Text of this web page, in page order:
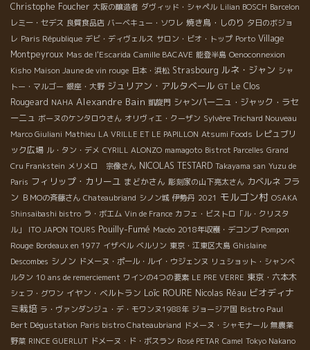
Christophe Foucher 大阪の醸造者 ダヴィッド・シャペル Lilian BOSCH Barcelon
レミー・セデス 良質食品店 バーベキュー・ソワレ 焼き鳥・しのり 夕日のボジョ
レ Paris République デビ・ディヴェルス サロン・ビオ・トップ Porto Village
Montpeyroux Mas de l'Escarida Camille BACAVE 能登半島 Oenoconnexion
Kisho Maison Jaune de vin rouge 日本・浜松 Strasbourg ルネ・ジャン シャ
トー・マルゴー 銀座・大野 ジュリアン・アルタベール GT Le Clos
Rougeard NAHA Alexandre Bain 凱旋門 シャンパーニュ・ジャック・ラセ
ーニュ ボーヌのケンタロウさん オリヴィエ・クーザン Sylvère Trichard Nouveau
Marco Giuliani Mathieu LA VRILLE ET LE PAPILLON Atsumi Foods レピュブリ
ック広場 ル・タン・デメ CYRILL ALONZO mamagoto Bistrot Parcelles Grand
Cru Frankstein メリメロ 宗像さん NICOLAS TESTARD Takayama san Yuzu de
Paris フィリップ・カリーユ まどかさん 彫刻家の山下亮太さん カベルネ フラ
ン ＢＭОの斉藤さん Chateaubriand シノン城 伊勢丹 2021 モルゴン村 OSAKA
Shinsaibashi bistro ラ・ボエム Vin de France カフェ・ビストロ「ル・クリスタ
ル」
ITO JAPON TOURS Pouilly-Fumé Macéo 2018年収穫・デコンブ Pompon
Rouge Bordeaux en 1977 イザベル ベルリン 東京・江東区大島 Ghislaine
Descombes シノン ドメーヌ・ポール・ルイ・ウジェンヌ リュショット・シャンベ
ルタン 10 ans de remerciement ワインの4つの要素 LE PRE VERRE 東京・六本木
シェフ・グワン イヤン・ベルトラン Loïc ROURE Nicolas Réau ビオディナ
ミ栽培 ラ・ヴァンダンジュ・デ・モワンヌ1988年 ジョージア国 Bistro Paul
Bert Dégustation Paris bistro Chateaubriand ドメーヌ・シャモナール 無農薬
野菜 RINCE GUERLUT ドメーヌ・ド・ボスラン Rosé PETAR Camel Tokyo Nakano